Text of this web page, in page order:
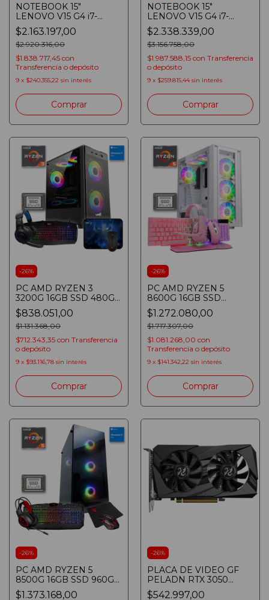
NOTEBOOK 15"
LENOVO V15 G4 i7-
13620H 8GB SSD 512GB
FULLHD IRON GREY
$2.163.197,00
$2.920.316,00
$1.838.717,45 con
Transferencia o depósito
9 x $240.355,22 sin interés
NOTEBOOK 15"
LENOVO V15 G4 i7-
13620H 16GB SSD 512GB
FULLHD IRON GREY
$2.338.339,00
$3.156.758,00
$1.987.588,15 con Transferencia
o depósito
9 x $259.815,44 sin interés
-26%
PC AMD RYZEN 3
3200G 16GB SSD 480GB
WIN 11
TECLADO/MOUSE/AURICULARES/PAD
$838.051,00
$1.131.368,00
$712.343,35 con Transferencia
o depósito
9 x $93.116,78 sin interés
-26%
PC AMD RYZEN 5
8600G 16GB SSD
480GB
TECLADO/MOUSE/
700W GAMER BLANCA
$1.272.080,00
$1.717.307,00
$1.081.268,00 con
Transferencia o depósito
9 x $141.342,22 sin interés
-26%
PC AMD RYZEN 5
8500G 16GB SSD 960GB
WIN 11 RGB
$1.373.168,00
-26%
PLACA DE VIDEO GF
PELADN RTX 3050
6GD6 6GB GDDR6 128bit
$542.997,00